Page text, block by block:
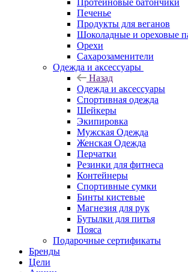
Протеиновые батончики
Печенье
Продукты для веганов
Шоколадные и ореховые
Орехи
Сахарозаменители
Одежда и аксессуары
Назад
Одежда и аксессуары
Спортивная одежда
Шейкеры
Экипировка
Мужская Одежда
Женская Одежда
Перчатки
Резинки для фитнеса
Контейнеры
Спортивные сумки
Бинты кистевые
Магнезия для рук
Бутылки для питья
Пояса
Подарочные сертификаты
Бренды
Цели